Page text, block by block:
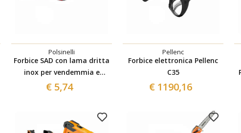
Polsinelli
Forbice SAD con lama dritta
inox per vendemmia e
giardino
€ 5,74
Pellenc
Forbice elettronica Pellenc
C35
€ 1190,16